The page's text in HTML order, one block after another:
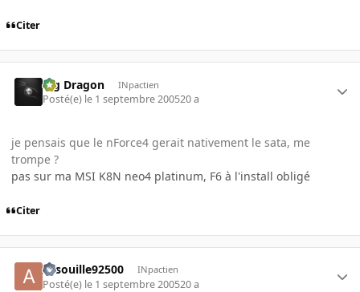
Citer
Big Dragon INpactien
Posté(e) le 1 septembre 200520 a
je pensais que le nForce4 gerait nativement le sata, me
trompe ?
pas sur ma MSI K8N neo4 platinum, F6 à l'install obligé
Citer
Arsouille92500 INpactien
Posté(e) le 1 septembre 200520 a